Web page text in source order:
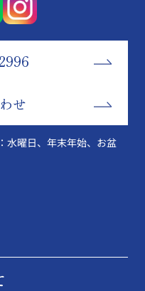
せ
水曜日、年末年始、お盆